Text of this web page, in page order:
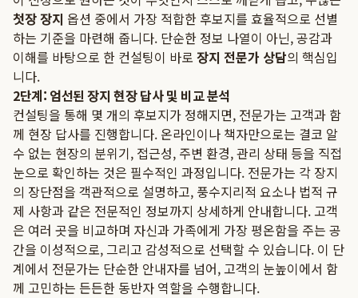
첫장 장지 옵션 중에서 가장 적합한 후보지를 효율적으로 선별
하는 기준을 마련해 줍니다. 단순한 정보 나열이 아닌, 공감과
이해를 바탕으로 한 컨설팅이 바로 장지 전문가 상담의 핵심입
니다.
2단계: 엄선된 장지 현장 답사 및 비교 분석
컨설팅을 통해 몇 개의 후보지가 정해지면, 전문가는 고객과 함
께 현장 답사를 진행합니다. 온라인이나 책자만으로는 결코 알
수 없는 현장의 분위기, 접근성, 주변 환경, 관리 상태 등을 직접
눈으로 확인하는 것은 필수적인 과정입니다. 전문가는 각 장지
의 장단점을 객관적으로 설명하고, 풍수지리적 요소나 법적 규
제 사항과 같은 전문적인 정보까지 상세하게 안내합니다. 고객
은 여러 곳을 비교하며 자신과 가족에게 가장 평온함을 주는 공
간을 이성적으로, 그리고 감성적으로 선택할 수 있습니다. 이 단
계에서 전문가는 단순한 안내자를 넘어, 고객의 눈높이에서 함
께 고민하는 든든한 동반자 역할을 수행합니다.